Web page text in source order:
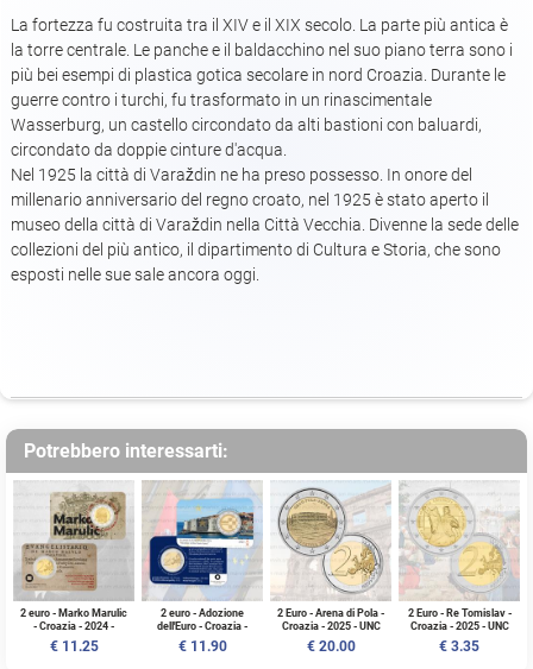
La fortezza fu costruita tra il XIV e il XIX secolo. La parte più antica è
la torre centrale. Le panche e il baldacchino nel suo piano terra sono i
più bei esempi di plastica gotica secolare in nord Croazia. Durante le
guerre contro i turchi, fu trasformato in un rinascimentale
Wasserburg, un castello circondato da alti bastioni con baluardi,
circondato da doppie cinture d'acqua.
Nel 1925 la città di Varaždin ne ha preso possesso. In onore del
millenario anniversario del regno croato, nel 1925 è stato aperto il
museo della città di Varaždin nella Città Vecchia. Divenne la sede delle
collezioni del più antico, il dipartimento di Cultura e Storia, che sono
esposti nelle sue sale ancora oggi.
Potrebbero interessarti:
2 euro - Marko Marulic
- Croazia - 2024 -
Coincard - UNC
€ 11.25
2 euro - Adozione
dell'Euro - Croazia -
2023 - Coincard - FDC
€ 11.90
2 Euro - Arena di Pola -
Croazia - 2025 - UNC
€ 20.00
2 Euro - Re Tomislav -
Croazia - 2025 - UNC
€ 3.35